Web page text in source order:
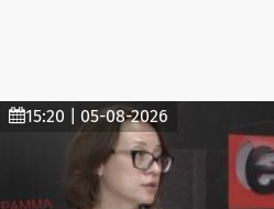
15:20 | 05-08-2026